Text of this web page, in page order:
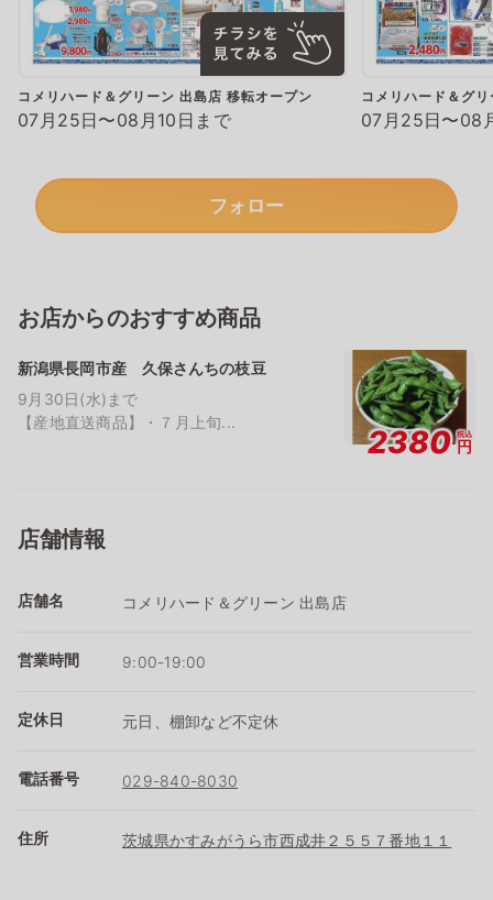
コメリハード＆グリーン 出島店 移転オープン
07月25日〜08月10日まで
コメリハード＆グ
07月25日〜08
フォロー
お店からのおすすめ商品
新潟県長岡市産 久保さんちの枝豆
9月30日(水)まで
【産地直送商品】・７月上旬...
2380 税込
円
店舗情報
店舗名 コメリハード＆グリーン 出島店
営業時間 9:00-19:00
定休日 元日、棚卸など不定休
電話番号 029-840-8030
住所 茨城県かすみがうら市西成井２５５７番地１１